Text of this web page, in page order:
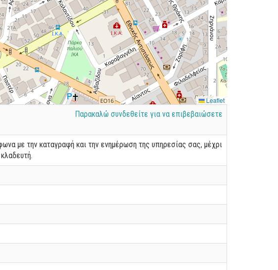
Leaflet
Παρακαλώ συνδεθείτε για να επιβεβαιώσετε
με την καταγραφή και την ενημέρωση της υπηρεσίας σας, μέχρι